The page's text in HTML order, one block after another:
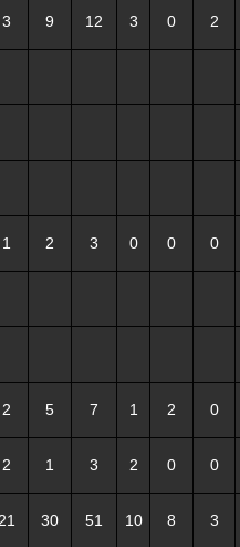
3 9 12 3 0 2
1 2 3 0 0 0
2 5 7 1 2 0
2 1 3 2 0 0
21 30 51 10 8 3